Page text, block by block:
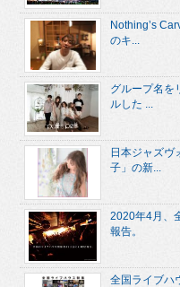
Nothing’s
のキ...
グループ名を
ルした ...
日本ジャズヴ
子」の新...
2020年4月、
報告。
全国ライブハ